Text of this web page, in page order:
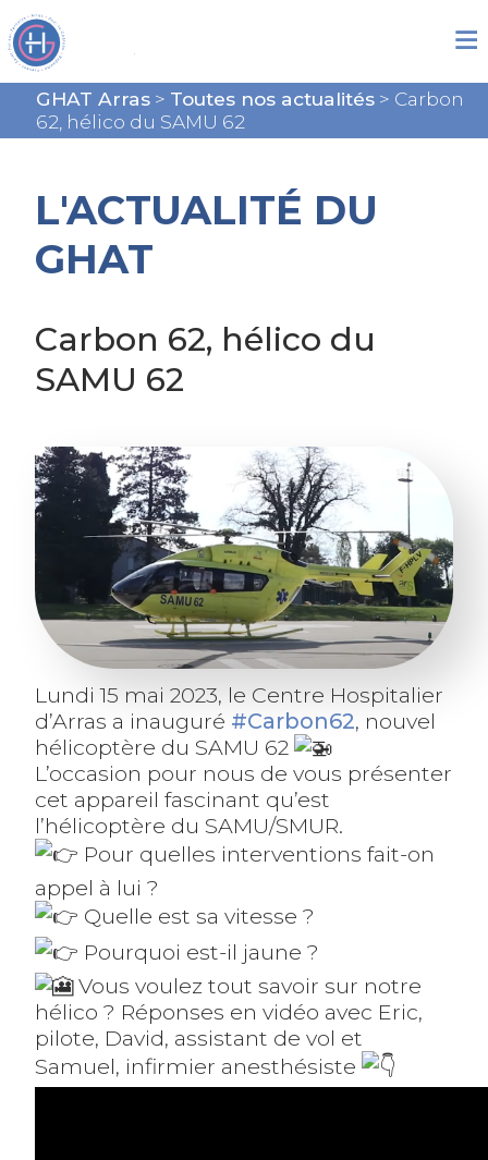
GHAT Arras> Toutes nos actualités> Carbon
62, hélico du SAMU 62
L'ACTUALITÉ DU
GHAT
Carbon 62, hélico du
SAMU 62
Lundi 15 mai 2023, le Centre Hospitalier
d’Arras a inauguré #Carbon62, nouvel
hélicoptère du SAMU 62
L’occasion pour nous de vous présenter
cet appareil fascinant qu’est
l’hélicoptère du SAMU/SMUR.
Pour quelles interventions fait-on
appel à lui ?
Quelle est sa vitesse ?
Pourquoi est-il jaune ?
Vous voulez tout savoir sur notre
hélico ? Réponses en vidéo avec Eric,
pilote, David, assistant de vol et
Samuel, infirmier anesthésiste